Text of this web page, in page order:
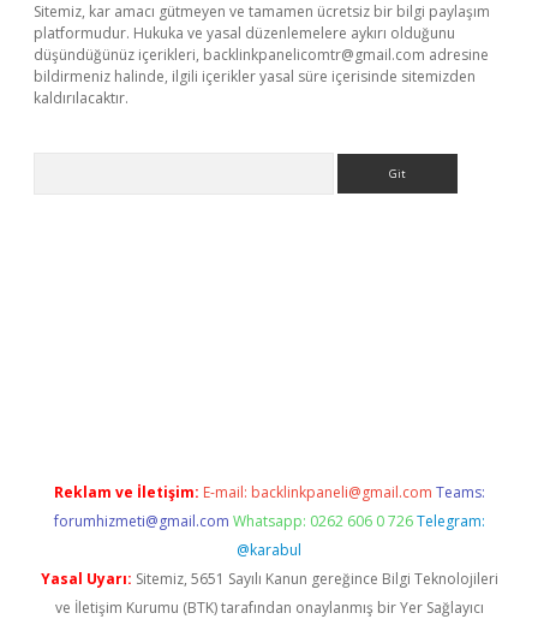
Sitemiz, kar amacı gütmeyen ve tamamen ücretsiz bir bilgi paylaşım
platformudur. Hukuka ve yasal düzenlemelere aykırı olduğunu
düşündüğünüz içerikleri, backlinkpanelicomtr@gmail.com adresine
bildirmeniz halinde, ilgili içerikler yasal süre içerisinde sitemizden
kaldırılacaktır.
Reklam ve İletişim: E-mail: backlinkpaneli@gmail.com Teams:
forumhizmeti@gmail.com Whatsapp: 0262 606 0 726 Telegram:
@karabul
Yasal Uyarı: Sitemiz, 5651 Sayılı Kanun gereğince Bilgi Teknolojileri
ve İletişim Kurumu (BTK) tarafından onaylanmış bir Yer Sağlayıcı